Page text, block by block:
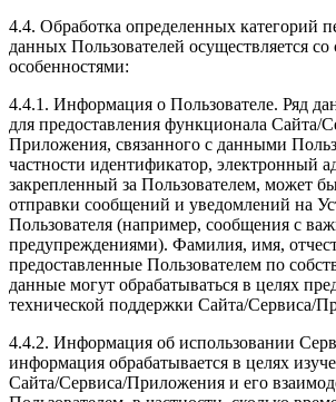
4.4. Обработка определенных категорий
данных Пользователей осуществляется
особенностями:
4.4.1. Информация о Пользователе. Ряд
для предоставления функционала Сайта/
Приложения, связанного с данными
частности идентификатор, электронный
закрепленный за Пользователем, может
отправки сообщений и уведомлений на
Пользователя (например, сообщения с
предупреждениями). Фамилия, имя,
предоставленные Пользователем по
данные могут обрабатываться в целях
технической поддержки Сайта/Сервиса/
4.4.2. Информация об использовании
информация обрабатывается в целях
Сайта/Сервиса/Приложения и его